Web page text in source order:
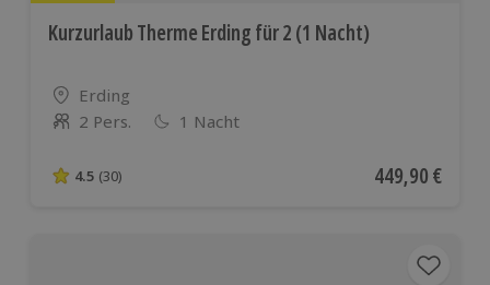
Kurzurlaub Therme Erding für 2 (1 Nacht)
Standort
Erding
Anzahl der Teilnehmer
2 Pers. 1 Nacht
4.5 von 5 Sternen basierend auf 30 Bewertungen
4.5 (30) Aktueller Preis
449,90 €